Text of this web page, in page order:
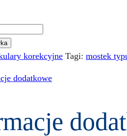
korekcyjne Tagi: mostek
dodatkowe